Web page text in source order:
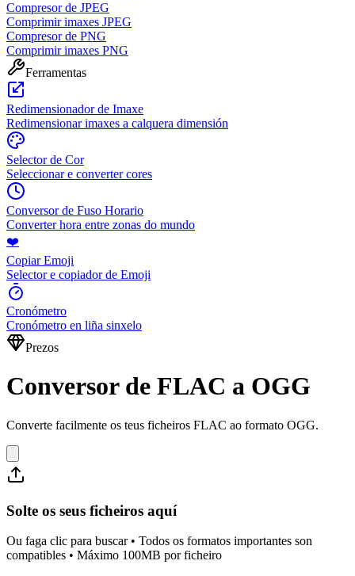
Compresor de JPEG
Comprimir imaxes JPEG
Compresor de PNG
Comprimir imaxes PNG
Ferramentas
Redimensionador de Imaxe
Redimensionar imaxes a calquera dimensión
Selector de Cor
Seleccionar e converter cores
Conversor de Fuso Horario
Converter hora entre zonas do mundo
❤️
Copiar Emoji
Selector e copiador de Emoji
Cronómetro
Cronómetro en liña sinxelo
Prezos
Conversor de FLAC a OGG
Converte facilmente os teus ficheiros FLAC ao formato OGG.
Solte os seus ficheiros aquí
Ou faga clic para buscar • Todos os formatos importantes son
compatibles • Máximo 100MB por ficheiro